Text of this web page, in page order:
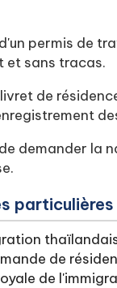
permis de
et sans tracas.
de
demander la
particulières
de
de